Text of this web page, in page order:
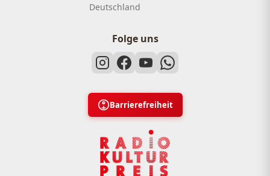
Deutschland
Folge uns
Barrierefreiheit